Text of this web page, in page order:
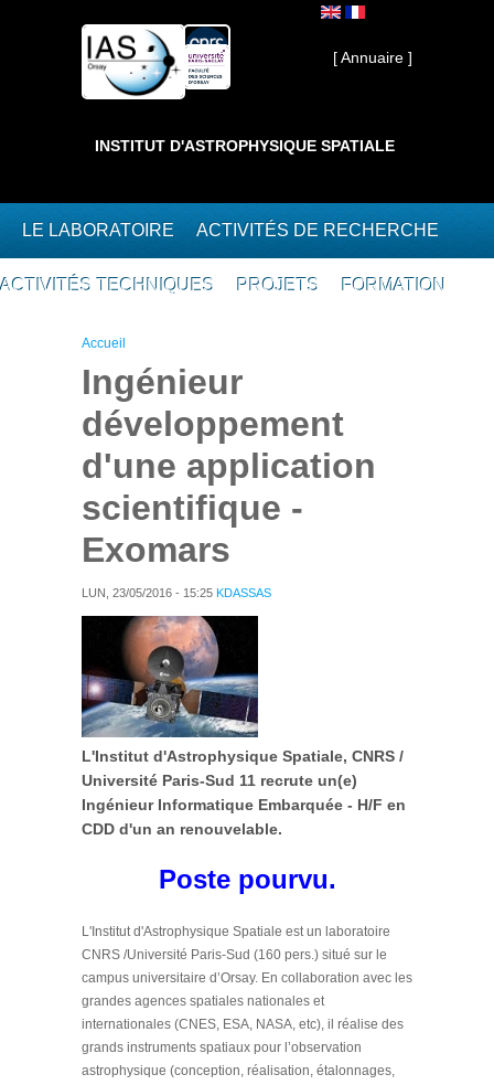
Interne ]
[ Annuaire ]
INSTITUT D'ASTROPHYSIQUE SPATIALE
LE LABORATOIRE ACTIVITÉS DE RECHERCHE
ACTIVITÉS TECHNIQUES PROJETS FORMATION
Vous êtes ici
Accueil
Ingénieur
développement
d'une application
scientifique -
Exomars
LUN, 23/05/2016 - 15:25 KDASSAS
L'Institut d'Astrophysique Spatiale, CNRS /
Université Paris-Sud 11 recrute un(e)
Ingénieur Informatique Embarquée - H/F en
CDD d'un an renouvelable.
Poste pourvu.
L'Institut d'Astrophysique Spatiale est un laboratoire
CNRS /Université Paris-Sud (160 pers.) situé sur le
campus universitaire d’Orsay. En collaboration avec les
grandes agences spatiales nationales et
internationales (CNES, ESA, NASA, etc), il réalise des
grands instruments spatiaux pour l’observation
astrophysique (conception, réalisation, étalonnages,